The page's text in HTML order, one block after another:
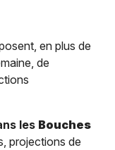
en plus de
de
les Bouches
projections de